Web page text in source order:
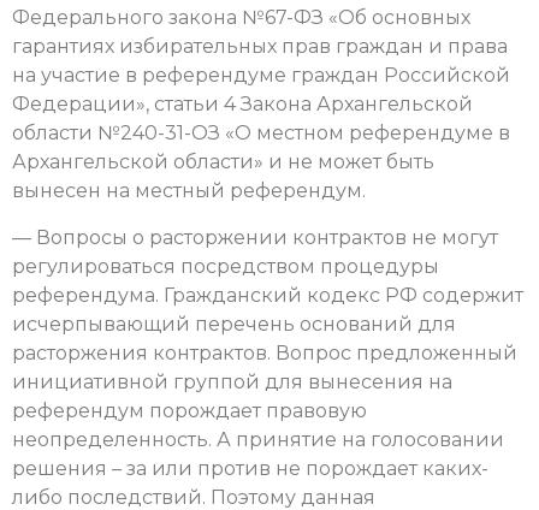
Федерального закона №67-ФЗ «Об основных
гарантиях избирательных прав граждан и права
на участие в референдуме граждан Российской
Федерации», статьи 4 Закона Архангельской
области №240-31-ОЗ «О местном референдуме в
Архангельской области» и не может быть
вынесен на местный референдум.
— Вопросы о расторжении контрактов не могут
регулироваться посредством процедуры
референдума. Гражданский кодекс РФ содержит
исчерпывающий перечень оснований для
расторжения контрактов. Вопрос предложенный
инициативной группой для вынесения на
референдум порождает правовую
неопределенность. А принятие на голосовании
решения – за или против не порождает каких-
либо последствий. Поэтому данная